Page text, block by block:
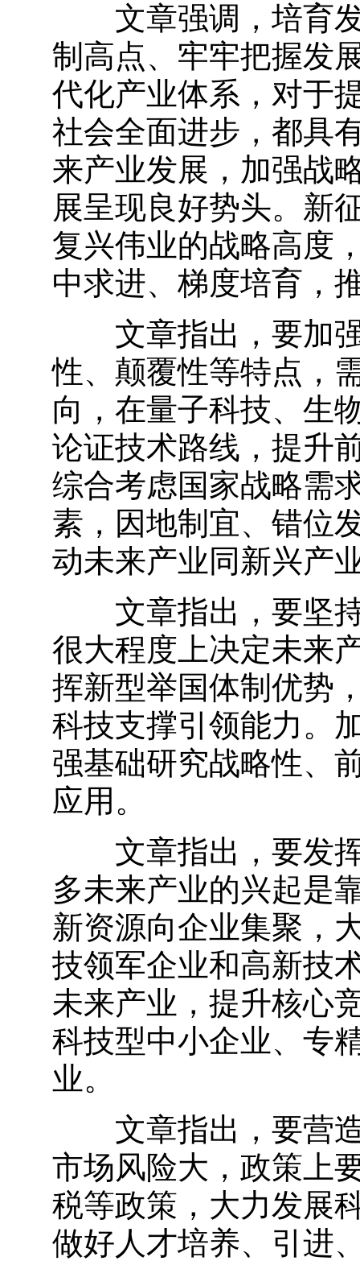
文章强调，培育发
制高点、牢牢把握发
代化产业体系，对于
社会全面进步，都具
来产业发展，加强战
展呈现良好势头。新
复兴伟业的战略高度
中求进、梯度培育，
文章指出，要加强
性、颠覆性等特点，
向，在量子科技、生
论证技术路线，提升
综合考虑国家战略需
素，因地制宜、错位
动未来产业同新兴产
文章指出，要坚持
很大程度上决定未来
挥新型举国体制优势
科技支撑引领能力。
强基础研究战略性、
应用。
文章指出，要发挥
多未来产业的兴起是
新资源向企业集聚，
技领军企业和高新技
未来产业，提升核心
科技型中小企业、专
业。
文章指出，要营造
市场风险大，政策上
税等政策，大力发展
做好人才培养、引进